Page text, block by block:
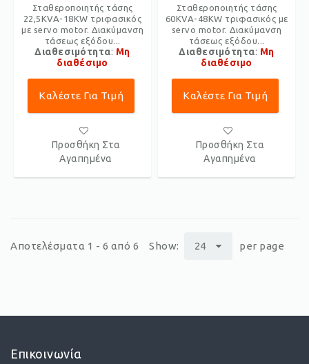
Σταθεροποιητής τάσης
22,5KVA-18KW τριφασικός
με servo motor. Διακύμανση
τάσεως εξόδου...
Διαθεσιμότητα: Μη
διαθέσιμο
Καλέστε Για Τιμή
Προσθήκη Στα
Αγαπημένα
Σταθεροποιητής τάσης
60KVA-48KW τριφασικός με
servo motor. Διακύμανση
τάσεως εξόδου...
Διαθεσιμότητα: Μη
διαθέσιμο
Καλέστε Για Τιμή
Προσθήκη Στα
Αγαπημένα
Αποτελέσματα 1 - 6 από 6 Show: 24 per page
Επικοινωνία